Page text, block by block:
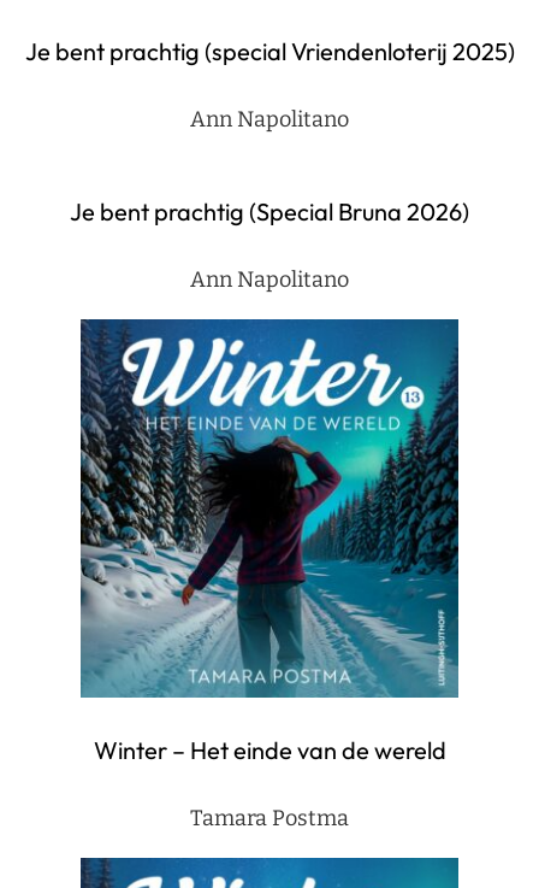
Je bent prachtig (special Vriendenloterij 2025)
Ann Napolitano
Je bent prachtig (Special Bruna 2026)
Ann Napolitano
Winter – Het einde van de wereld
Tamara Postma